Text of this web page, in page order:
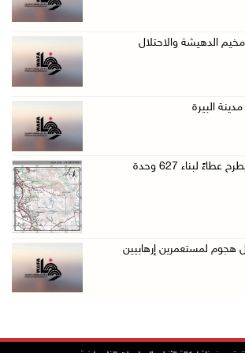
بلدة بيت عور التحتا وقرية جل ...
تختتم فعاليات تخريج ...
الدهيشة والاحتلال
البيرة
هيئة الجدار: الاحتلال يطرح عطاءً لبناء 627 وحدة
خلال هجوم لمستعمرين إرهابيين